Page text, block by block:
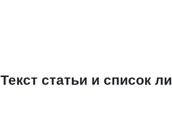
Текст статьи и список